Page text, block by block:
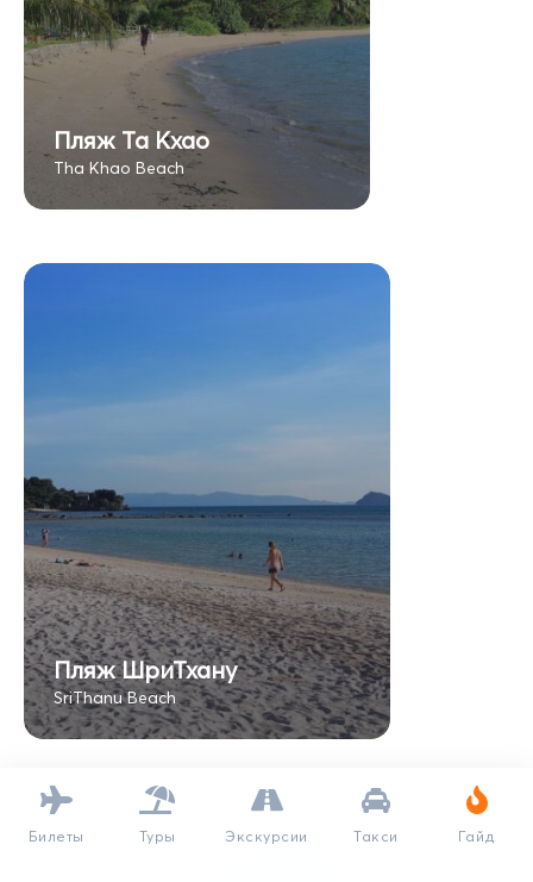
Пляж Та Кхао
Tha Khao Beach
Пляж ШриТхану
SriThanu Beach
Билеты Туры Экскурсии Такси Гайд